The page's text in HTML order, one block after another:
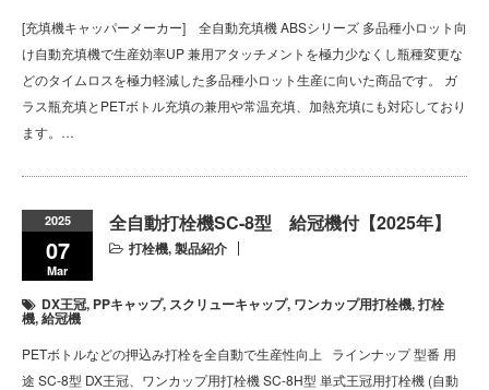
[充填機キャッパーメーカー] 全自動充填機 ABSシリーズ 多品種小ロット向
け自動充填機で生産効率UP 兼用アタッチメントを極力少なくし瓶種変更な
どのタイムロスを極力軽減した多品種小ロット生産に向いた商品です。 ガ
ラス瓶充填とPETボトル充填の兼用や常温充填、加熱充填にも対応しており
ます。…
2025
07
Mar
全自動打栓機SC-8型 給冠機付【2025年】
打栓機,製品紹介
DX王冠, PPキャップ, スクリューキャップ, ワンカップ用打栓機,打栓
機,給冠機
PETボトルなどの押込み打栓を全自動で生産性向上 ラインナップ 型番 用
途 SC-8型 DX王冠、ワンカップ用打栓機 SC-8H型 単式王冠用打栓機 (自動